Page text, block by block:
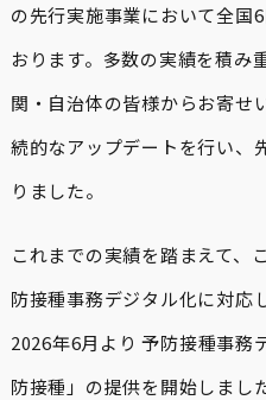
の先行実施事業において全国
おります。多数の実績を積み
関・自治体の皆様からお寄せ
続的なアップデートを行い、
りました。
これまでの実績を踏まえて、
防接種事務デジタル化に対応
2026年6月より 予防接種事
防接種」の提供を開始しました